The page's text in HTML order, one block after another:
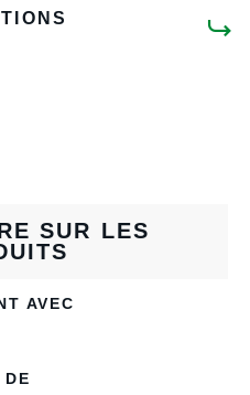
SUR LES
AVEC
DE